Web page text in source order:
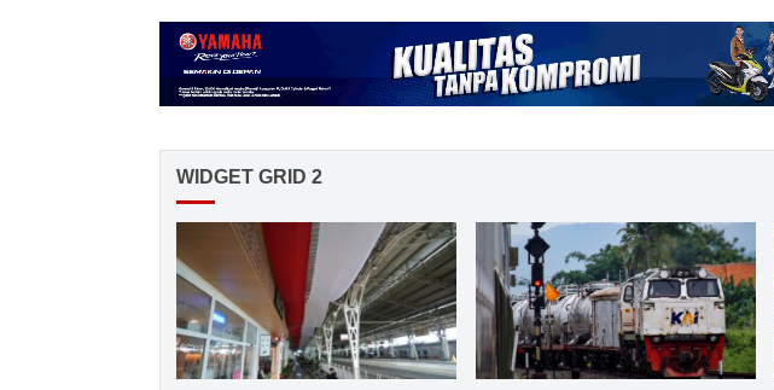
WIDGET GRID 2